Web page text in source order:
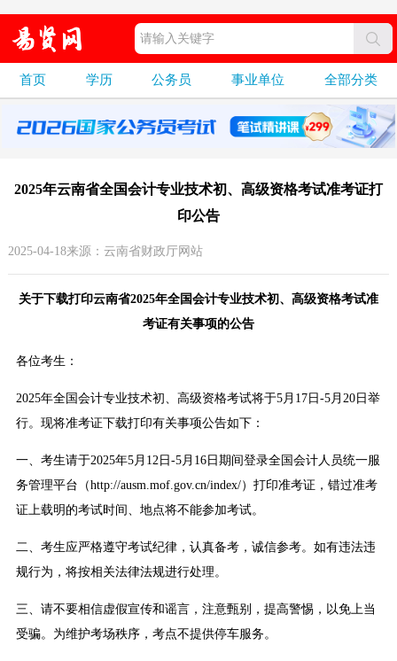
首页 学历 公务员 事业单位 全部分类
2025年云南省全国会计专业技术初、高级资格考试准考证打
印公告
2025-04-18来源：云南省财政厅网站
关于下载打印云南省2025年全国会计专业技术初、高级资格考试准
考证有关事项的公告
各位考生：
2025年全国会计专业技术初、高级资格考试将于5月17日-5月20日举
行。现将准考证下载打印有关事项公告如下：
一、考生请于2025年5月12日-5月16日期间登录全国会计人员统一服
务管理平台（http://ausm.mof.gov.cn/index/）打印准考证，错过准考
证上载明的考试时间、地点将不能参加考试。
二、考生应严格遵守考试纪律，认真备考，诚信参考。如有违法违
规行为，将按相关法律法规进行处理。
三、请不要相信虚假宣传和谣言，注意甄别，提高警惕，以免上当
受骗。为维护考场秩序，考点不提供停车服务。